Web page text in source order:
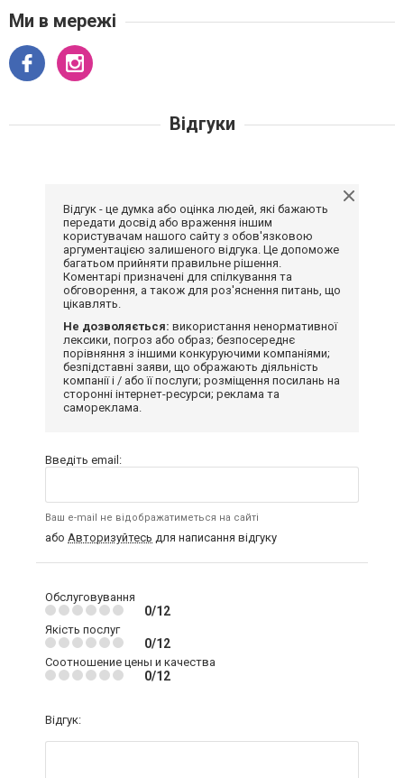
Ми в мережі
Відгуки
Відгук - це думка або оцінка людей, які бажають
передати досвід або враження іншим
користувачам нашого сайту з обов'язковою
аргументацією залишеного відгука. Це допоможе
багатьом прийняти правильне рішення.
Коментарі призначені для спілкування та
обговорення, а також для роз'яснення питань, що
цікавлять.
Не дозволяється: використання ненормативної
лексики, погроз або образ; безпосереднє
порівняння з іншими конкуруючими компаніями;
безпідставні заяви, що ображають діяльність
компанії і / або її послуги; розміщення посилань на
сторонні інтернет-ресурси; реклама та
самореклама.
Введіть email:
Ваш e-mail не відображатиметься на сайті
або Авторизуйтесь для написання відгуку
Обслуговування
0/12
Якість послуг
0/12
Соотношение цены и качества
0/12
Відгук: